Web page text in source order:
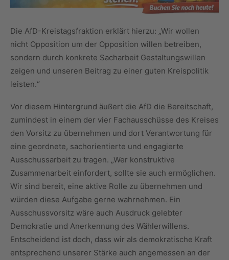
Die AfD-Kreistagsfraktion erklärt hierzu: „Wir wollen
nicht Opposition um der Opposition willen betreiben,
sondern durch konkrete Sacharbeit Gestaltungswillen
zeigen und unseren Beitrag zu einer guten Kreispolitik
leisten.“
Vor diesem Hintergrund äußert die AfD die Bereitschaft,
zumindest in einem der vier Fachausschüsse des Kreises
den Vorsitz zu übernehmen und dort Verantwortung für
eine geordnete, sachorientierte und engagierte
Ausschussarbeit zu tragen. „Wer konstruktive
Zusammenarbeit einfordert, sollte sie auch ermöglichen.
Wir sind bereit, eine aktive Rolle zu übernehmen und
würden diese Aufgabe gerne wahrnehmen. Ein
Ausschussvorsitz wäre auch Ausdruck gelebter
Demokratie und Anerkennung des Wählerwillens.
Entscheidend ist doch, dass wir als demokratische Kraft
entsprechend unserer Stärke auch angemessen an der